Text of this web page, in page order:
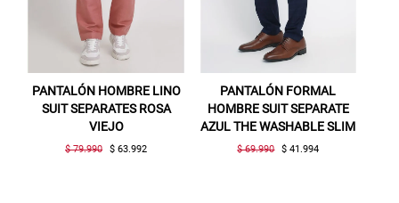
PANTALÓN HOMBRE LINO
SUIT SEPARATES ROSA
VIEJO
$ 79.990 $ 63.992
PANTALÓN FORMAL
HOMBRE SUIT SEPARATE
AZUL THE WASHABLE SLIM
$ 69.990 $ 41.994